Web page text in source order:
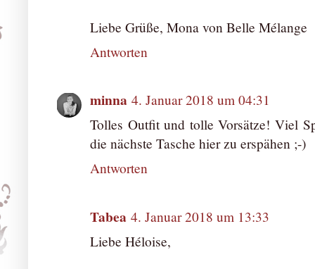
Liebe Grüße, Mona von Belle Mélange
Antworten
minna 4. Januar 2018 um 04:31
Tolles Outfit und tolle Vorsätze! Viel
die nächste Tasche hier zu erspähen ;-)
Antworten
Tabea 4. Januar 2018 um 13:33
Liebe Héloise,